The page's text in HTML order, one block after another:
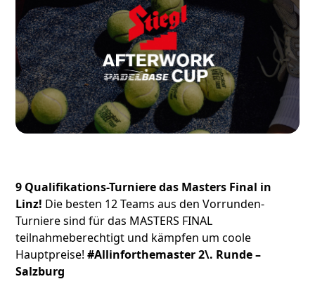
9 Qualifikations-Turniere das Masters Final in
Linz! Die besten 12 Teams aus den Vorrunden-
Turniere sind für das MASTERS FINAL
teilnahmeberechtigt und kämpfen um coole
Hauptpreise!#Allinforthemaster2\. Runde –
Salzburg